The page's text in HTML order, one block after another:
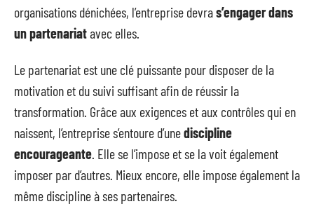
organisations dénichées, l’entreprise devras’engager dans
un partenariatavec elles.
Le partenariat est une clé puissante pour disposer de la
motivation et du suivi suffisant afin de réussir la
transformation. Grâce aux exigences et aux contrôles qui en
naissent, l’entreprise s’entoure d’unediscipline
encourageante. Elle se l’impose et se la voit également
imposer par d’autres. Mieux encore, elle impose également la
même discipline à ses partenaires.